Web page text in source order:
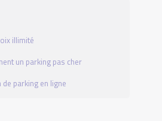
illimité
un parking pas cher
parking en ligne